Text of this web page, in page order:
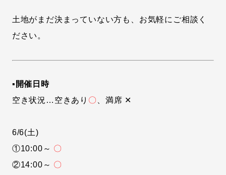
土地がまだ決まっていない方も、お気軽にご相談く
ださい。
▪開催日時
空き状況…空きあり 〇 、満席 ✕
6/6(土)
①10:00～ 〇
②14:00～ 〇